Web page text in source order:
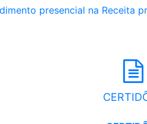
presencial na Receita